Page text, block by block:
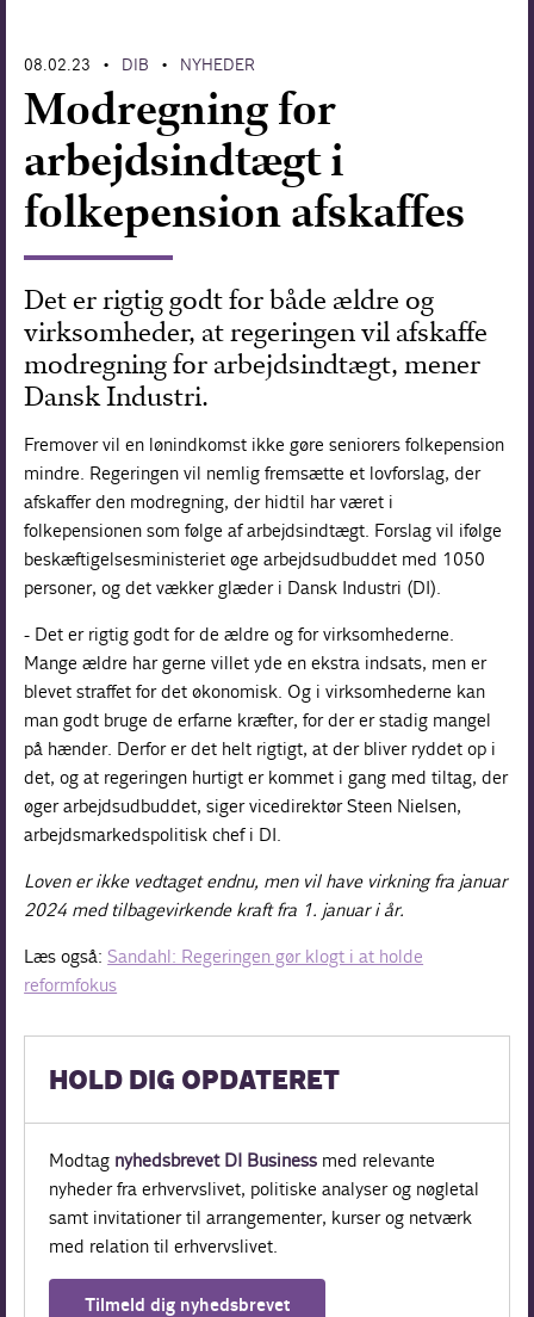
08.02.23 • DIB • NYHEDER
Modregning for
arbejdsindtægt i
folkepension afskaffes
Det er rigtig godt for både ældre og
virksomheder, at regeringen vil afskaffe
modregning for arbejdsindtægt, mener
Dansk Industri.
Fremover vil en lønindkomst ikke gøre seniorers folkepension
mindre. Regeringen vil nemlig fremsætte et lovforslag, der
afskaffer den modregning, der hidtil har været i
folkepensionen som følge af arbejdsindtægt. Forslag vil ifølge
beskæftigelsesministeriet øge arbejdsudbuddet med 1050
personer, og det vækker glæder i Dansk Industri (DI).
- Det er rigtig godt for de ældre og for virksomhederne.
Mange ældre har gerne villet yde en ekstra indsats, men er
blevet straffet for det økonomisk. Og i virksomhederne kan
man godt bruge de erfarne kræfter, for der er stadig mangel
på hænder. Derfor er det helt rigtigt, at der bliver ryddet op i
det, og at regeringen hurtigt er kommet i gang med tiltag, der
øger arbejdsudbuddet, siger vicedirektør Steen Nielsen,
arbejdsmarkedspolitisk chef i DI.
Loven er ikke vedtaget endnu, men vil have virkning fra januar
2024 med tilbagevirkende kraft fra 1. januar i år.
Læs også:Sandahl: Regeringen gør klogt i at holde
reformfokus
HOLD DIG OPDATERET
Modtag nyhedsbrevet DI Business med relevante
nyheder fra erhvervslivet, politiske analyser og nøgletal
samt invitationer til arrangementer, kurser og netværk
med relation til erhvervslivet.
Tilmeld dig nyhedsbrevet